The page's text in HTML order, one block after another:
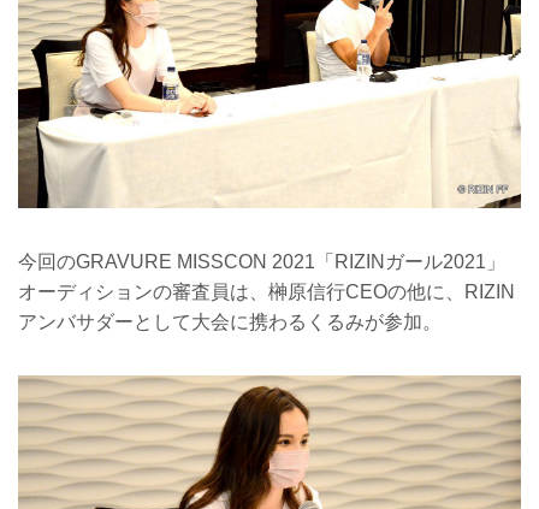
今回のGRAVURE MISSCON 2021「RIZINガール2021」
オーディションの審査員は、榊原信行CEOの他に、RIZIN
アンバサダーとして大会に携わるくるみが参加。